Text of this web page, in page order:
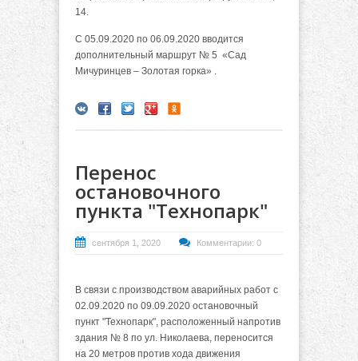
14.
С 05.09.2020 по 06.09.2020 вводится
дополнительный маршрут № 5 «Сад
Мичуринцев – Золотая горка» .
Перенос
остановочного
пункта "Технопарк"
сентября 1, 2020 Комментарии: 0
В связи с производством аварийных работ с
02.09.2020 по 09.09.2020 остановочный
пункт "Технопарк", расположенный напротив
здания № 8 по ул. Николаева, переносится
на 20 метров против хода движения